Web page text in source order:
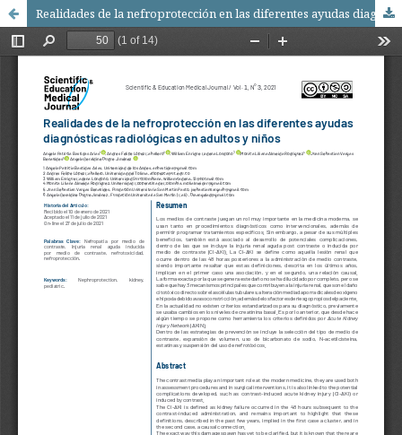
Realidades de la nefroprotección en las diferentes ayudas diagnósticas radiológicas en adultos y niños